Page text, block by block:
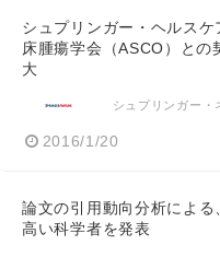
シュプリンガー・ヘルスケ
床腫瘍学会（ASCO）との
大
シュプリンガー・
2016/1/20
論文の引用動向分析による
高い科学者を発表